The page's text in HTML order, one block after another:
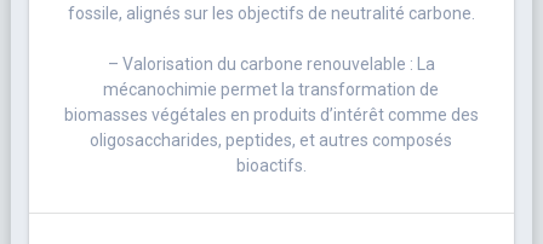
fossile, alignés sur les objectifs de neutralité carbone.
– Valorisation du carbone renouvelable : La
mécanochimie permet la transformation de
biomasses végétales en produits d’intérêt comme des
oligosaccharides, peptides, et autres composés
bioactifs.